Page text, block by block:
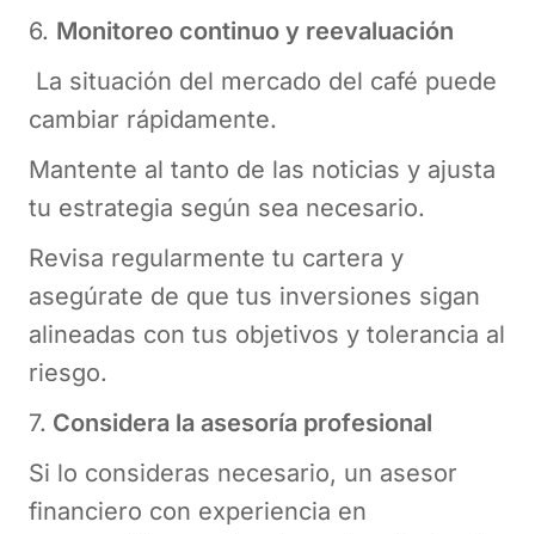
6. Monitoreo continuo y reevaluación
La situación del mercado del café puede
cambiar rápidamente.
Mantente al tanto de las noticias y ajusta
tu estrategia según sea necesario.
Revisa regularmente tu cartera y
asegúrate de que tus inversiones sigan
alineadas con tus objetivos y tolerancia al
riesgo.
7. Considera la asesoría profesional
Si lo consideras necesario, un asesor
financiero con experiencia en